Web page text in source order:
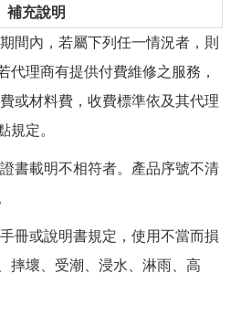
補充說明
間內，若屬下列任一情況者，則
代理商有提供付費維修之服務，
或材料費，收費標準依及其代理
規定。
書載明不相符者。產品序號不清
冊或說明書規定，使用不當而損
摔壞、受潮、浸水、淋雨、高